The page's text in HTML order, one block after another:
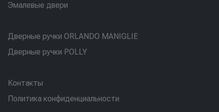
Эмалевые двери
Дверные ручки ORLANDO MANIGLIE
Дверные ручки POLLY
Контакты
Политика конфиденциальности